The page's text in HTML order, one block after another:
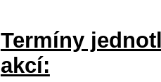
Termíny
akcí: